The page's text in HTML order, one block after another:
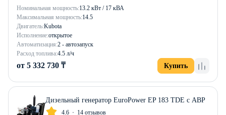
Номинальная мощность:13.2 кВт / 17 кВА
Максимальная мощность:14.5
Двигатель:Kubota
Исполнение:открытое
Автоматизация:2 - автозапуск
Расход топлива:4.5 л/ч
от 5 332 730 ₸ Купить
Дизельный генератор EuroPower EP 183 TDE с АВР
4.6 14 отзывов